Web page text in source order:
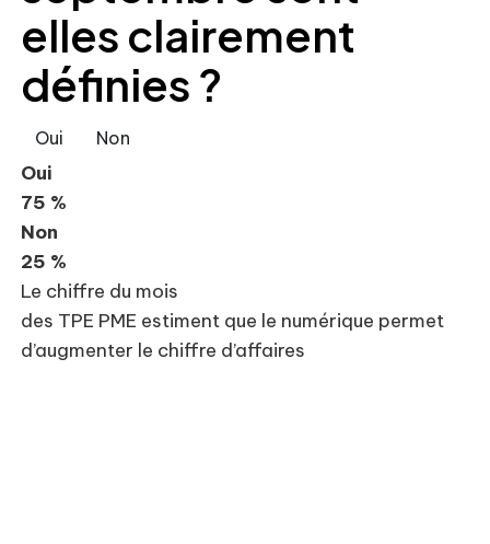
elles clairement
définies ?
Oui Non
Oui
75 %
Non
25 %
Le chiffre du mois
des TPE PME estiment que le numérique permet
d’augmenter le chiffre d’affaires